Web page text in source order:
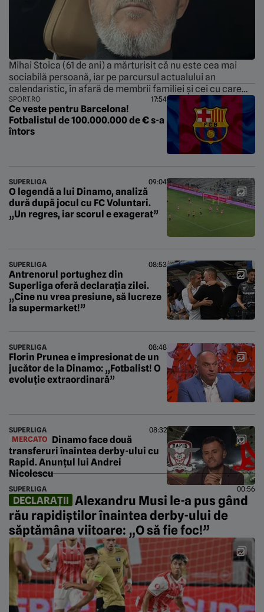
Mihai Stoica (61 de ani) a mărturisit că nu este cea mai
sociabilă persoană, iar pe parcursul actualului an
calendaristic, în afară de membrii familiei și cei cu care
colaborează profesional, s-a întâlnit cu un singur om, și
anume Dan Petrescu (58). De asemenea, managerul
general al celor de la FCSB a dezvăluit și lista […]
SPORT.RO 17:54
Ce veste pentru Barcelona!
Fotbalistul de 100.000.000 de € s-a
întors
SUPERLIGA 09:04
O legendă a lui Dinamo, analiză
dură după jocul cu FC Voluntari.
„Un regres, iar scorul e exagerat”
SUPERLIGA 08:53
Antrenorul portughez din
Superliga oferă declarația zilei.
„Cine nu vrea presiune, să lucreze
la supermarket!”
SUPERLIGA 08:48
Florin Prunea e impresionat de un
jucător de la Dinamo: „Fotbalist! O
evoluție extraordinară”
SUPERLIGA
08:32
MERCATO Dinamo face două
transferuri înaintea derby-ului cu
Rapid. Anunțul lui Andrei
Nicolescu
SUPERLIGA 00:56
DECLARAȚII Alexandru Musi le-a pus gând
rău rapidiștilor înaintea derby-ului de
săptămâna viitoare: „O să fie foc!”